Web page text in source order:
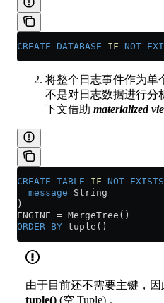
CREATE DATABASE IF NOT
将整个日志事件作为单
不是对日志数据进行分
下文借助 materialized
CREATE TABLE IF NOT EXISTS
  message
String
)
ENGINE = MergeTree()
ORDER BY tuple()
由于目前还不需要主键，因
tuple() (空 Tuple) 。